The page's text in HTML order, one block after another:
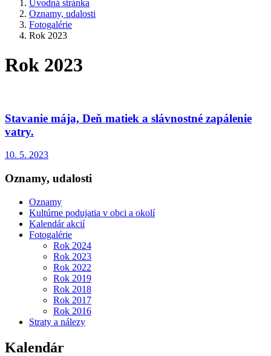
Úvodná stránka
Oznamy, udalosti
Fotogalérie
Rok 2023
Rok 2023
Stavanie mája, Deň matiek a slávnostné zapálenie
vatry.
10. 5. 2023
Oznamy, udalosti
Oznamy
Kultúrne podujatia v obci a okolí
Kalendár akcií
Fotogalérie
Rok 2024
Rok 2023
Rok 2022
Rok 2019
Rok 2018
Rok 2017
Rok 2016
Straty a nálezy
Kalendár